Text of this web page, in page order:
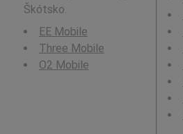
Škótsko.
EE Mobile
Three Mobile
O2 Mobile